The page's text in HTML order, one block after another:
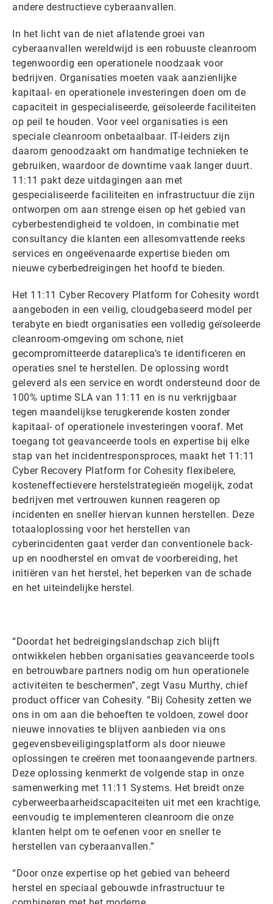
andere destructieve cyberaanvallen.
In het licht van de niet aflatende groei van
cyberaanvallen wereldwijd is een robuuste cleanroom
tegenwoordig een operationele noodzaak voor
bedrijven. Organisaties moeten vaak aanzienlijke
kapitaal- en operationele investeringen doen om de
capaciteit in gespecialiseerde, geïsoleerde faciliteiten
op peil te houden. Voor veel organisaties is een
speciale cleanroom onbetaalbaar. IT-leiders zijn
daarom genoodzaakt om handmatige technieken te
gebruiken, waardoor de downtime vaak langer duurt.
11:11 pakt deze uitdagingen aan met
gespecialiseerde faciliteiten en infrastructuur die zijn
ontworpen om aan strenge eisen op het gebied van
cyberbestendigheid te voldoen, in combinatie met
consultancy die klanten een allesomvattende reeks
services en ongeëvenaarde expertise bieden om
nieuwe cyberbedreigingen het hoofd te bieden.
Het 11:11 Cyber Recovery Platform for Cohesity wordt
aangeboden in een veilig, cloudgebaseerd model per
terabyte en biedt organisaties een volledig geïsoleerde
cleanroom-omgeving om schone, niet
gecompromitteerde datareplica’s te identificeren en
operaties snel te herstellen. De oplossing wordt
geleverd als een service en wordt ondersteund door de
100% uptime SLA van 11:11 en is nu verkrijgbaar
tegen maandelijkse terugkerende kosten zonder
kapitaal- of operationele investeringen vooraf. Met
toegang tot geavanceerde tools en expertise bij elke
stap van het incidentresponsproces, maakt het 11:11
Cyber Recovery Platform for Cohesity flexibelere,
kosteneffectievere herstelstrategieën mogelijk, zodat
bedrijven met vertrouwen kunnen reageren op
incidenten en sneller hiervan kunnen herstellen. Deze
totaaloplossing voor het herstellen van
cyberincidenten gaat verder dan conventionele back-
up en noodherstel en omvat de voorbereiding, het
initiëren van het herstel, het beperken van de schade
en het uiteindelijke herstel.
“Doordat het bedreigingslandschap zich blijft
ontwikkelen hebben organisaties geavanceerde tools
en betrouwbare partners nodig om hun operationele
activiteiten te beschermen”, zegt Vasu Murthy, chief
product officer van Cohesity. “Bij Cohesity zetten we
ons in om aan die behoeften te voldoen, zowel door
nieuwe innovaties te blijven aanbieden via ons
gegevensbeveiligingsplatform als door nieuwe
oplossingen te creëren met toonaangevende partners.
Deze oplossing kenmerkt de volgende stap in onze
samenwerking met 11:11 Systems. Het breidt onze
cyberweerbaarheidscapaciteiten uit met een krachtige,
eenvoudig te implementeren cleanroom die onze
klanten helpt om te oefenen voor en sneller te
herstellen van cyberaanvallen.”
“Door onze expertise op het gebied van beheerd
herstel en speciaal gebouwde infrastructuur te